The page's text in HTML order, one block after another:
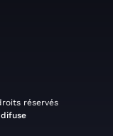
réservés
difuse